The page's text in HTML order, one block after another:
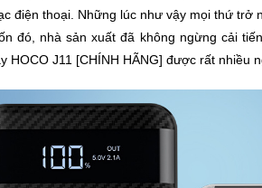
điện thoại. Những lúc như vậy mọi thứ trở
đó, nhà sản xuất đã không ngừng cải
HOCO J11 [CHÍNH HÃNG] được rất nhiều